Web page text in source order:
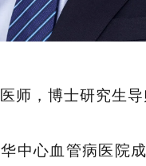
师，博士研究生导
中心血管病医院